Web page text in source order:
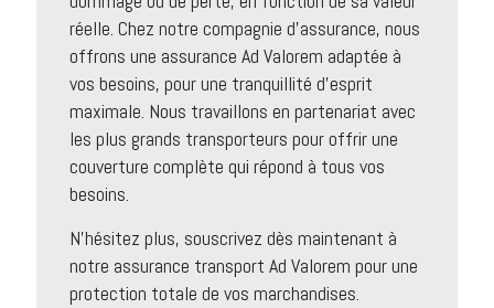
réelle. Chez notre compagnie d’assurance, nous
offrons une assurance Ad Valorem adaptée à
vos besoins, pour une tranquillité d’esprit
maximale. Nous travaillons en partenariat avec
les plus grands transporteurs pour offrir une
couverture complète qui répond à tous vos
besoins.
N’hésitez plus, souscrivez dès maintenant à
notre assurance transport Ad Valorem pour une
protection totale de vos marchandises.